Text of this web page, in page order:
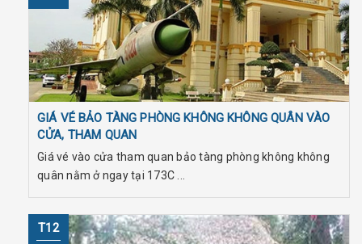
GIÁ VÉ BẢO TÀNG PHÒNG KHÔNG KHÔNG QUÂN VÀO
CỬA, THAM QUAN
Giá vé vào cửa tham quan bảo tàng phòng không không
quân nằm ở ngay tại 173C ...
T12